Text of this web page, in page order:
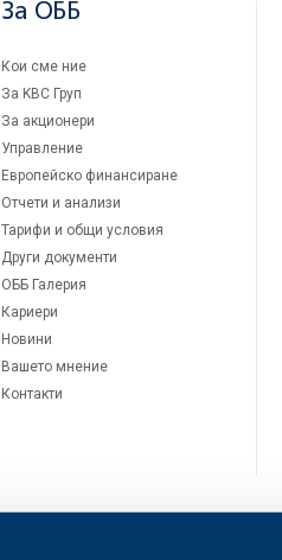
За ОББ
Кои сме ние
За KBC Груп
За акционери
Управление
Европейско финансиране
Отчети и анализи
Тарифи и общи условия
Други документи
ОББ Галерия
Кариери
Новини
Вашето мнение
Контакти